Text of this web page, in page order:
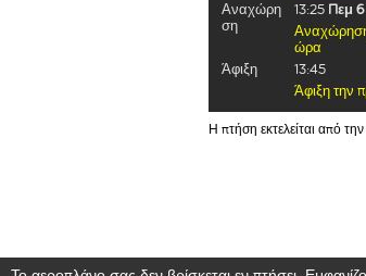
Αναχώρη
ση
13:25 Πεμ
ώρα
Άφιξη
13:45
Άφιξη την
Η πτήση εκτελείται από